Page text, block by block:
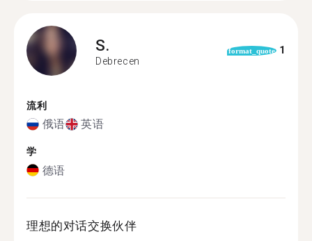
S.
Debrecen
format_quote 1
流利
俄语 英语
学
德语
理想的对话交换伙伴